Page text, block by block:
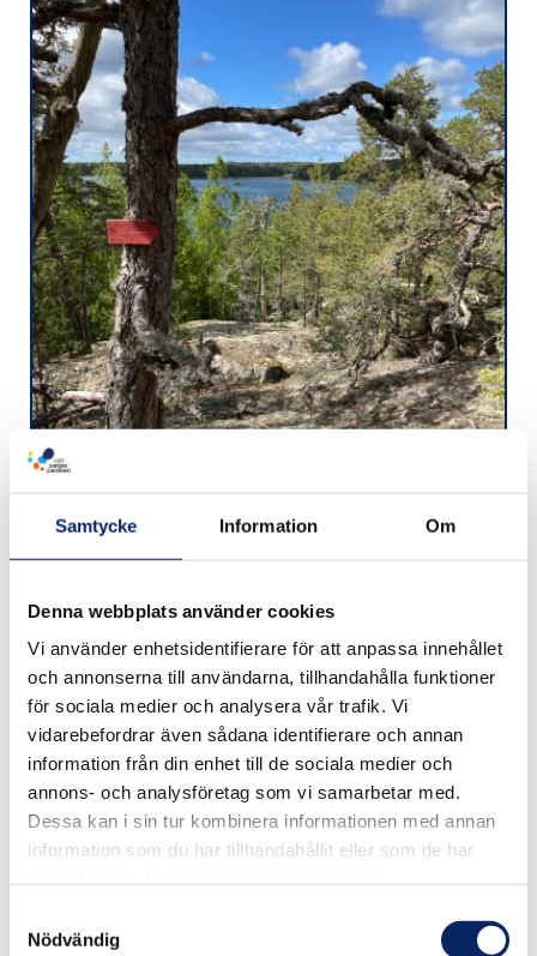
Samtycke Information Om
Denna webbplats använder cookies
Vi använder enhetsidentifierare för att anpassa innehållet
och annonserna till användarna, tillhandahålla funktioner
för sociala medier och analysera vår trafik. Vi
vidarebefordrar även sådana identifierare och annan
information från din enhet till de sociala medier och
annons- och analysföretag som vi samarbetar med.
Dessa kan i sin tur kombinera informationen med annan
information som du har tillhandahållit eller som de har
Nödvändig